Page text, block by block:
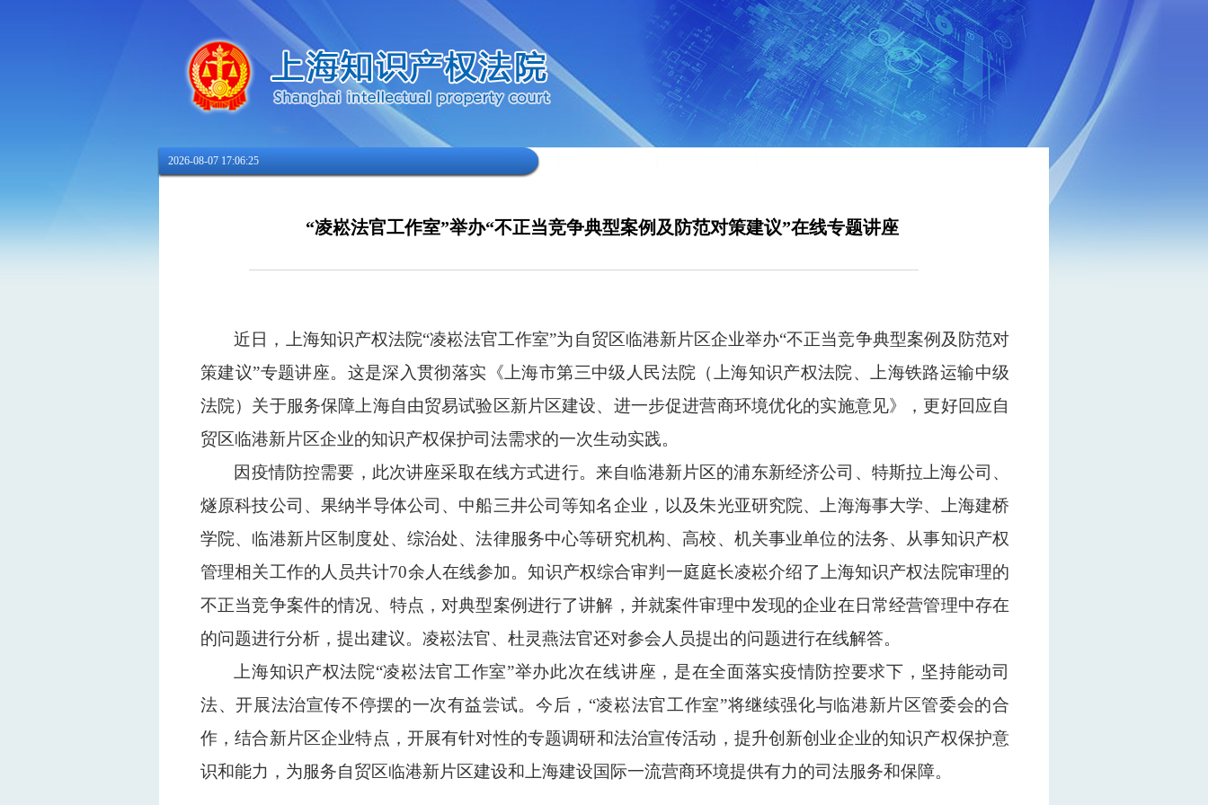
2026-08-07 17:06:25
“凌崧法官工作室”举办“不正当竞争典型案例及防范对策建议”在线专题讲座
近日，上海知识产权法院“凌崧法官工作室”为自贸区临港新片区企业举办“不正当竞争典型案例及防范对
策建议”专题讲座。这是深入贯彻落实《上海市第三中级人民法院（上海知识产权法院、上海铁路运输中级
法院）关于服务保障上海自由贸易试验区新片区建设、进一步促进营商环境优化的实施意见》，更好回应自
贸区临港新片区企业的知识产权保护司法需求的一次生动实践。
因疫情防控需要，此次讲座采取在线方式进行。来自临港新片区的浦东新经济公司、特斯拉上海公司、
燧原科技公司、果纳半导体公司、中船三井公司等知名企业，以及朱光亚研究院、上海海事大学、上海建桥
学院、临港新片区制度处、综治处、法律服务中心等研究机构、高校、机关事业单位的法务、从事知识产权
管理相关工作的人员共计70余人在线参加。知识产权综合审判一庭庭长凌崧介绍了上海知识产权法院审理的
不正当竞争案件的情况、特点，对典型案例进行了讲解，并就案件审理中发现的企业在日常经营管理中存在
的问题进行分析，提出建议。凌崧法官、杜灵燕法官还对参会人员提出的问题进行在线解答。
上海知识产权法院“凌崧法官工作室”举办此次在线讲座，是在全面落实疫情防控要求下，坚持能动司
法、开展法治宣传不停摆的一次有益尝试。今后，“凌崧法官工作室”将继续强化与临港新片区管委会的合
作，结合新片区企业特点，开展有针对性的专题调研和法治宣传活动，提升创新创业企业的知识产权保护意
识和能力， 为服务自贸区临港新片区建设和上海建设国际一流营商环境提供有力的司法服务和保障。